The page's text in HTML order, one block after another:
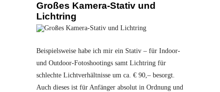
Großes Kamera-Stativ und
Lichtring
Beispielsweise habe ich mir ein Stativ – für Indoor-
und Outdoor-Fotoshootings samt Lichtring für
schlechte Lichtverhältnisse um ca. € 90,– besorgt.
Auch dieses ist für Anfänger absolut in Ordnung und